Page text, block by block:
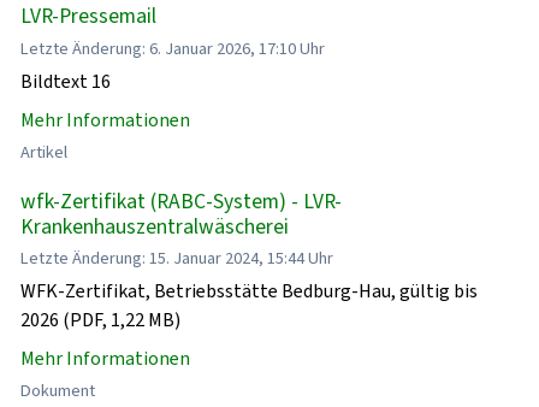
LVR-Pressemail
Letzte Änderung: 6. Januar 2026, 17:10 Uhr
Bildtext 16
Mehr Informationen
Artikel
wfk-Zertifikat (RABC-System) - LVR-
Krankenhauszentralwäscherei
Letzte Änderung: 15. Januar 2024, 15:44 Uhr
WFK-Zertifikat, Betriebsstätte Bedburg-Hau, gültig bis
2026 (PDF, 1,22 MB)
Mehr Informationen
Dokument